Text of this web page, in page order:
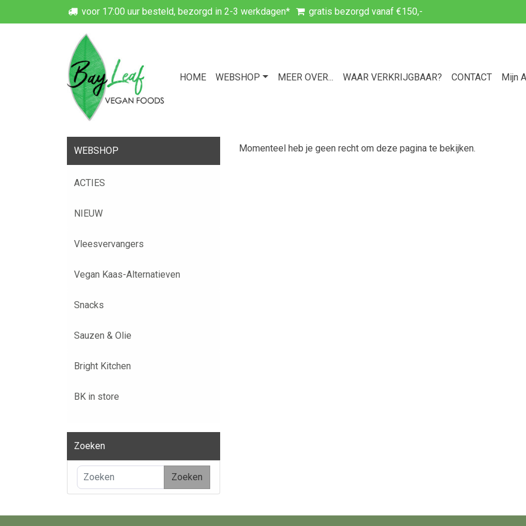
voor 17:00 uur besteld, bezorgd in 2-3 werkdagen* gratis bezorgd vanaf €150,-
HOME WEBSHOP MEER OVER... WAAR VERKRIJGBAAR? CONTACT Mijn
WEBSHOP
ACTIES
NIEUW
Vleesvervangers
Vegan Kaas-Alternatieven
Snacks
Sauzen & Olie
Bright Kitchen
BK in store
Zoeken
Zoeken
Momenteel heb je geen recht om deze pagina te bekijken.